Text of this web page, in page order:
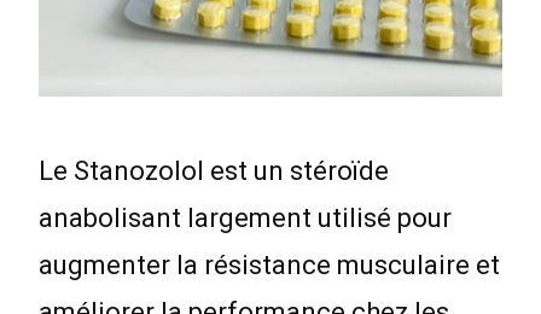
Le Stanozolol est un stéroïde
anabolisant largement utilisé pour
augmenter la résistance musculaire et